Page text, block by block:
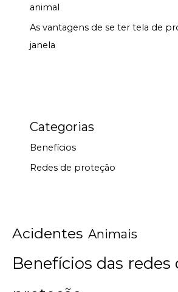
animal
As vantagens de se ter tela de
janela
Categorias
Benefícios
Redes de proteção
Acidentes Animais
Benefícios das redes